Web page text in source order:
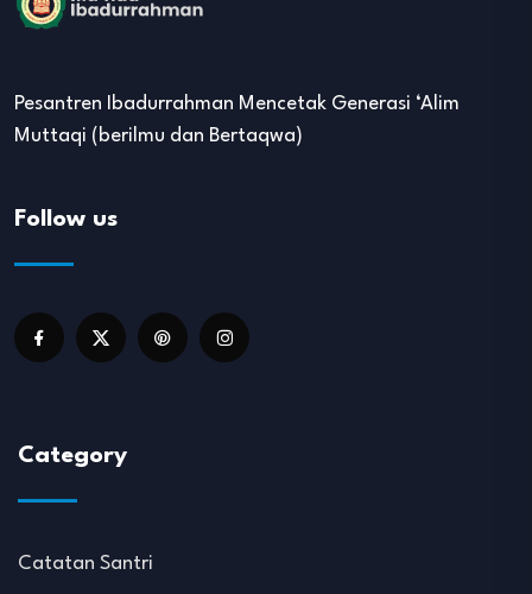
Pesantren Ibadurrahman Mencetak Generasi ‘Alim
Muttaqi (berilmu dan Bertaqwa)
Follow us
Category
Catatan Santri